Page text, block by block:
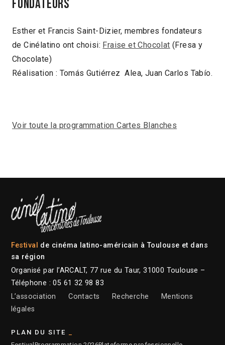
Fondateurs
Esther et Francis Saint-Dizier, membres fondateurs
de Cinélatino ont choisi: Fraise et Chocolat (Fresa y
Chocolate)
Réalisation : Tomás Gutiérrez Alea, Juan Carlos Tabío.
Voir toute la programmation Cartes Blanches
Festival de cinéma latino-américain à Toulouse et dans
sa région
Organisé par l’ARCALT, 77 rue du Taur, 31000 Toulouse –
Téléphone : 05 61 32 98 83
L’association
Contacts Recherche
Mentions
légales
PLAN DU SITE